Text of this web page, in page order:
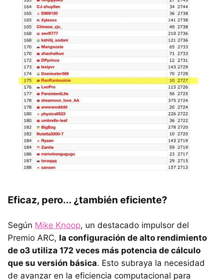
Eficaz, pero... ¿también eficiente?
Según Mike Knoop, un destacado impulsor del
Premio ARC, la configuración de alto rendimiento
de o3 utiliza 172 veces más potencia de cálculo
que su versión básica. Esto subraya la necesidad
de avanzar en la eficiencia computacional para